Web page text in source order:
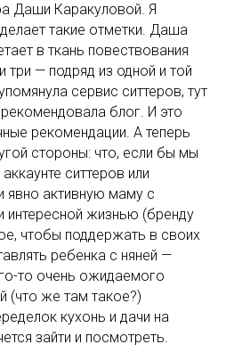
Даши Каракуловой. Я
такие отметки. Даша
в ткань повествования
три — подряд из одной и той
сервис ситтеров, тут
блог. И это
рекомендации. А теперь
стороны: что, если бы мы
ситтеров или
активную маму с
интересной жизнью (бренду
чтобы поддержать в своих
ребенка с няней —
то очень ожидаемого
(что же там такое?)
кухонь и дачи на
зайти и посмотреть.